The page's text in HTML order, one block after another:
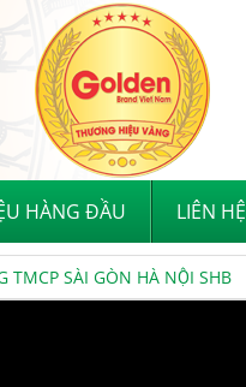
HÀNG ĐẦU LIÊN HỆ
TMCP SÀI GÒN HÀ NỘI SHB